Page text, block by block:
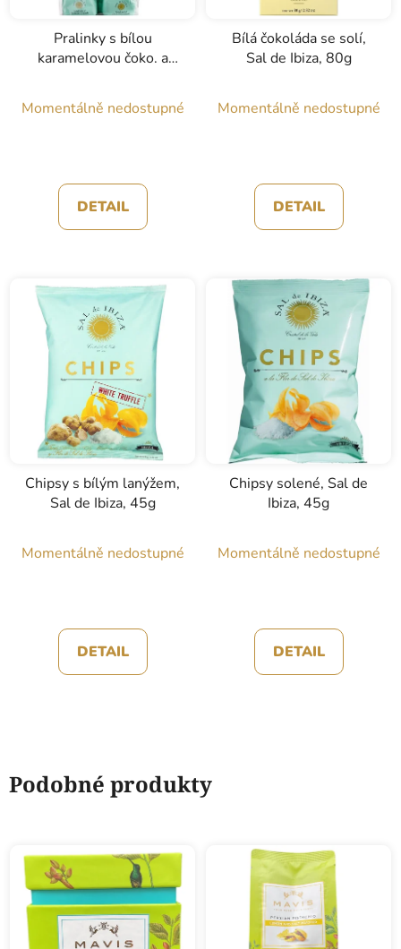
Pralinky s bílou
karamelovou čoko. a
Momentálně nedostupné
DETAIL
Bílá čokoláda se solí,
Sal de Ibiza, 80g
Momentálně nedostupné
DETAIL
Chipsy s bílým lanýžem,
Sal de Ibiza, 45g
Momentálně nedostupné
DETAIL
Chipsy solené, Sal de
Ibiza, 45g
Momentálně nedostupné
DETAIL
Podobné produkty